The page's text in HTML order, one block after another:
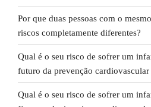
Por que duas pessoas com o
riscos completamente diferentes?
Qual é o seu risco de sofrer um
futuro da prevenção cardiovascular
Qual é o seu risco de sofrer um